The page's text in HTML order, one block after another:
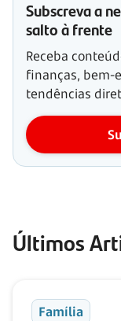
Subscreva a
salto à frente
Receba
finanças, bem-
tendências
Últimos
Família